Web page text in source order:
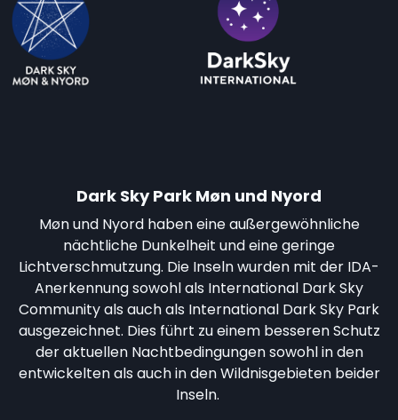
Dark Sky Park Møn und Nyord
Møn und Nyord haben eine außergewöhnliche
nächtliche Dunkelheit und eine geringe
Lichtverschmutzung. Die Inseln wurden mit der IDA-
Anerkennung sowohl als International Dark Sky
Community als auch als International Dark Sky Park
ausgezeichnet. Dies führt zu einem besseren Schutz
der aktuellen Nachtbedingungen sowohl in den
entwickelten als auch in den Wildnisgebieten beider
Inseln.